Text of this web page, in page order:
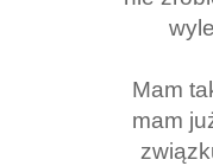
Mam
mam